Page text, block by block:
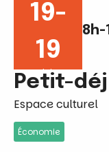
19-
19
Juin
8h-
Petit-
Espace culturel
Économie